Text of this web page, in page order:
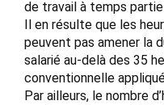
de travail à temps
Il en résulte que les
peuvent pas amener la
salarié au-delà des 35
conventionnelle
Par ailleurs, le nombre